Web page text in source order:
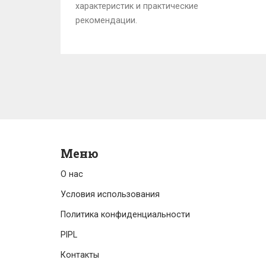
характеристик и практические
рекомендации.
Меню
О нас
Условия использования
Политика конфиденциальности
PIPL
Контакты